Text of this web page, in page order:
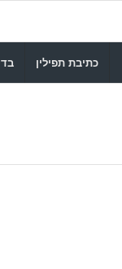
כתיבת תפילין